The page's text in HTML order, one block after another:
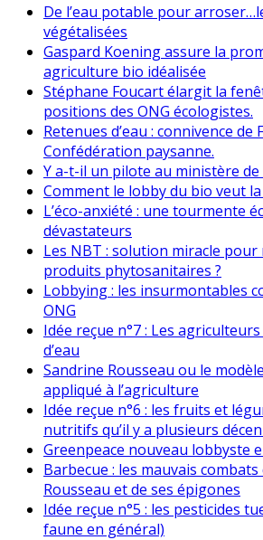
De l’eau potable pour
végétalisées
Gaspard Koening assure la
agriculture bio idéalisée
Stéphane Foucart élargit la
positions des ONG écologistes.
Retenues d’eau : connivence de
Confédération paysanne.
Y a-t-il un pilote au ministère de
Comment le lobby du bio veut la
L’éco-anxiété : une tourmente
dévastateurs
Les NBT : solution miracle pour
produits phytosanitaires ?
Lobbying : les insurmontables
ONG
Idée reçue n°7 : Les
d’eau
Sandrine Rousseau ou le
appliqué à l’agriculture
Idée reçue n°6 : les fruits et
nutritifs qu’il y a plusieurs
Greenpeace nouveau lobbyste
Barbecue : les mauvais
Rousseau et de ses épigones
Idée reçue n°5 : les pesticides
faune en général)